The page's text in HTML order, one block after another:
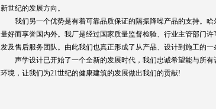
新世纪的发展方向。
我们另一个优势是有着可靠品质保证的隔振降噪产品的支持。哈
量好而享誉国内外。我厂是经过国家质量监督检验、行业主管部门
发及售后服务团队。由此我们也真正形成了从产品、设计到施工的一
声学设计已开始了一个全新的发展时代，我们忠诚希望能与所有
环境，让我们为21世纪的健康建筑的发展做出我们的贡献!